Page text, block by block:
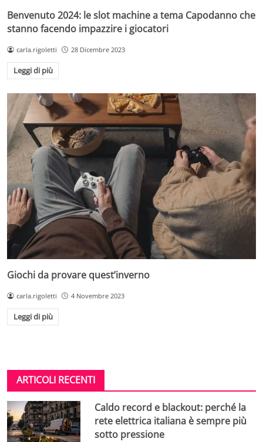
Benvenuto 2024: le slot machine a tema Capodanno che
stanno facendo impazzire i giocatori
carla.rigoletti 28 Dicembre 2023
Leggi di più
Giochi da provare quest’inverno
carla.rigoletti 4 Novembre 2023
Leggi di più
ARTICOLI RECENTI
Caldo record e blackout: perché la
rete elettrica italiana è sempre più
sotto pressione